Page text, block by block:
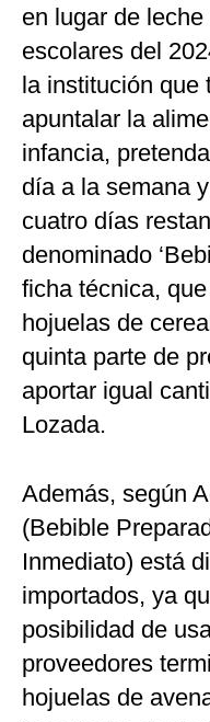
en lugar de
escolares del
la institución que
apuntalar la
infancia,
día a la semana
cuatro días
denominado
ficha técnica,
hojuelas de
quinta parte de
aportar igual
Lozada.
Además, según
(Bebible
Inmediato) está
importados, ya
posibilidad de
proveedores
hojuelas de